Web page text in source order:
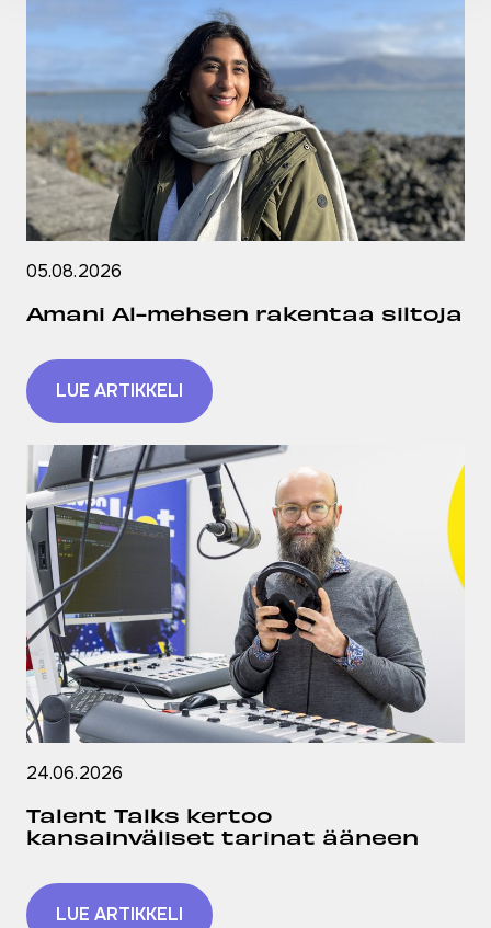
05.08.2026
Amani Al-mehsen rakentaa siltoja
LUE ARTIKKELI
24.06.2026
Talent Talks kertoo
kansainväliset tarinat ääneen
LUE ARTIKKELI